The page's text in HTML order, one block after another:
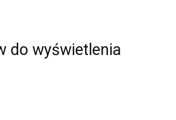
do wyświetlenia